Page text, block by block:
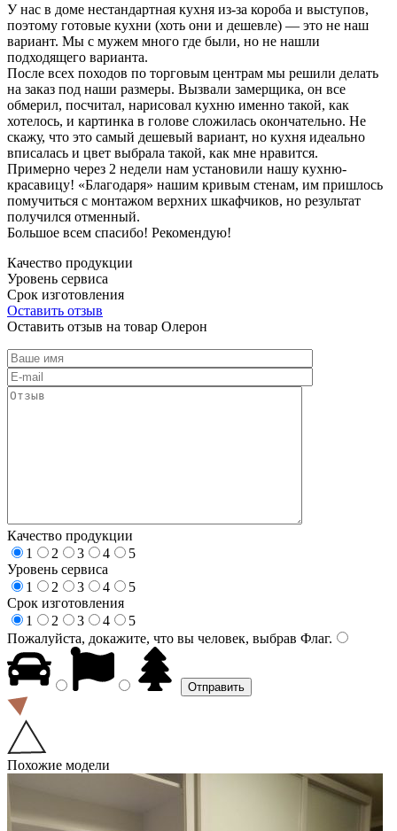
У нас в доме нестандартная кухня из-за короба и выступов,
поэтому готовые кухни (хоть они и дешевле) — это не наш
вариант. Мы с мужем много где были, но не нашли
подходящего варианта.
После всех походов по торговым центрам мы решили делать
на заказ под наши размеры. Вызвали замерщика, он все
обмерил, посчитал, нарисовал кухню именно такой, как
хотелось, и картинка в голове сложилась окончательно. Не
скажу, что это самый дешевый вариант, но кухня идеально
вписалась и цвет выбрала такой, как мне нравится.
Примерно через 2 недели нам установили нашу кухню-
красавицу! «Благодаря» нашим кривым стенам, им пришлось
помучиться с монтажом верхних шкафчиков, но результат
получился отменный.
Большое всем спасибо! Рекомендую!
Качество продукции
Уровень сервиса
Срок изготовления
Оставить отзыв
Оставить отзыв на товар Олерон
Качество продукции
1
2 3 4
5
Уровень сервиса
1
2 3 4
5
Срок изготовления
1
2 3 4
5
Пожалуйста, докажите, что вы человек, выбрав Флаг.
Похожие модели